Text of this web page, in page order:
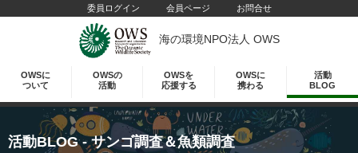
委員ログイン 会員ページ お問合せ
海の環境NPO法人 OWS
OWSに
ついて
OWSの
活動
OWSを
応援する
OWSに
携わる
活動
BLOG
活動BLOG- サンゴ調査＆魚類調査